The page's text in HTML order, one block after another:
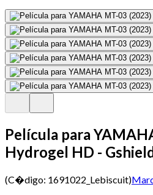
Película para
Hydrogel HD -
(C�digo: 1691022_Lebiscuit)